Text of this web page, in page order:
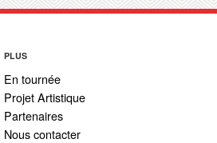
PLUS
En tournée
Projet Artistique
Partenaires
Nous contacter